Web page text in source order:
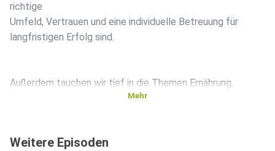
richtige
Umfeld, Vertrauen und eine individuelle Betreuung für
langfristigen Erfolg sind.
Außerdem tauchen wir tief in die Themen Ernährung,
wichtigsten Faktoren für Gesundheit, Leistungsfähigkeit
Mehr
Weitere Episoden